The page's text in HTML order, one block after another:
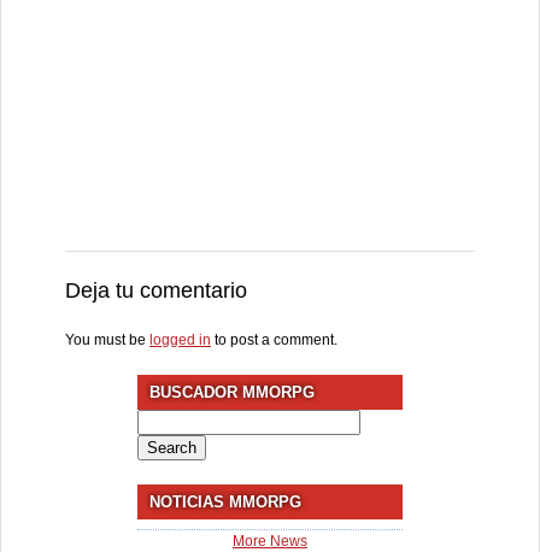
Deja tu comentario
You must be logged in to post a comment.
BUSCADOR MMORPG
for:
NOTICIAS MMORPG
More News